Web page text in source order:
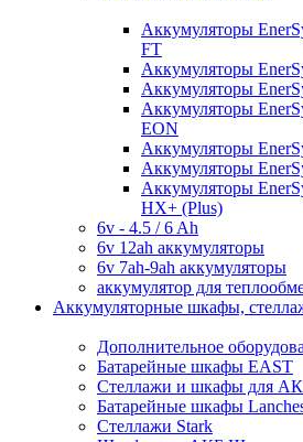
Аккумуляторы
FT
Аккумуляторы
Аккумуляторы
Аккумуляторы
EON
Аккумуляторы
Аккумуляторы
Аккумуляторы
HX+ (Plus)
6v - 4.5 / 6 Ah
6v 12ah аккумуляторы
6v 7ah-9ah аккумуляторы
аккумулятор для
Аккумуляторные шкафы,
Дополнительное
Батарейные шкафы EAST
Стеллажи и шкафы для
Батарейные шкафы
Стеллажи Stark